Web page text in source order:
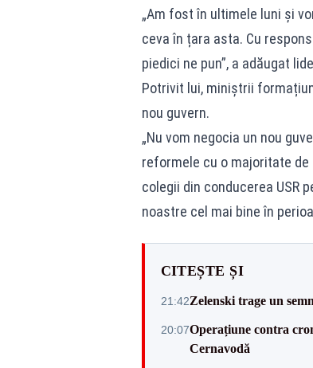
„Am fost în ultimele luni și
ceva în țara asta. Cu
piedici ne pun”, a adăugat
Potrivit lui, miniștrii
nou guvern.
„Nu vom negocia un nou
reformele cu o majoritate de
colegii din conducerea USR
noastre cel mai bine în
CITEȘTE ȘI
21:42Zelenski trage un
20:07Operațiune contra
Cernavodă